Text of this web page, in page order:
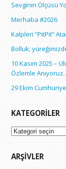
Sevginin Ölçüsü
Merhaba #2026
Kalpleri “PitPit”
Bolluk;
10 Kasım 2025 –
Özlemle
29 Ekim
KATEGORILER
Kategoriler
ARŞIVLER